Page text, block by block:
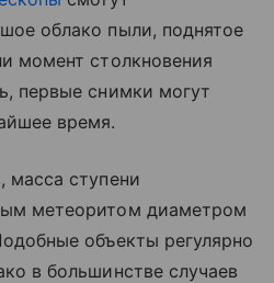
облако пыли, поднятое
момент столкновения
первые снимки могут
время.
масса ступени
метеоритом диаметром
объекты регулярно
в большинстве случаев